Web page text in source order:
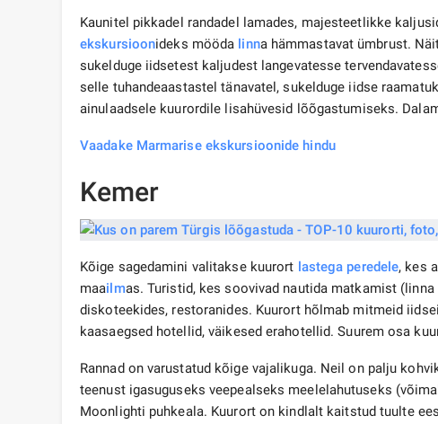
Kaunitel pikkadel randadel lamades, majesteetlikke
ekskursioonideks mööda linna hämmastavat ümbrust.
sukelduge iidsetest kaljudest langevatesse
selle tuhandeaastastel tänavatel, sukelduge iidse
ainulaadsele kuurordile lisahüvesid lõõgastumiseks.
Vaadake Marmarise ekskursioonide hindu
Kemer
Kõige sagedamini valitakse kuurort lastega peredele, kes
maailmas. Turistid, kes soovivad nautida matkamist
diskoteekides, restoranides. Kuurort hõlmab mitmeid
kaasaegsed hotellid, väikesed erahotellid. Suurem osa
Rannad on varustatud kõige vajalikuga. Neil on palju
teenust igasuguseks veepealseks meelelahutuseks
Moonlighti puhkeala. Kuurort on kindlalt kaitstud tuulte